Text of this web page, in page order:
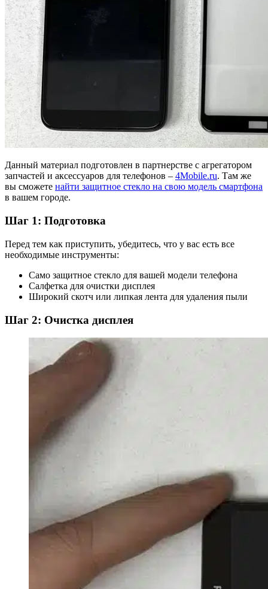
Данный материал подготовлен в партнерстве с агрегатором
запчастей и аксессуаров для телефонов – 4Mobile.ru. Там же
вы сможете найти защитное стекло на свою модель смартфона
в вашем городе.
Шаг 1: Подготовка
Перед тем как приступить, убедитесь, что у вас есть все
необходимые инструменты:
Само защитное стекло для вашей модели телефона
Салфетка для очистки дисплея
Широкий скотч или липкая лента для удаления пыли
Шаг 2: Очистка дисплея